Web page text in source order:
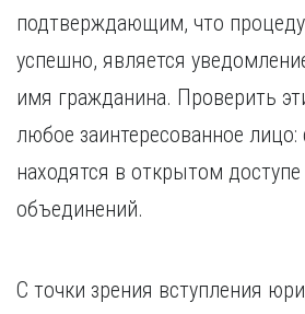
подтверждающим, что
успешно, является
имя гражданина. Проверить
любое заинтересованное лицо:
находятся в открытом доступе
объединений.
С точки зрения вступления